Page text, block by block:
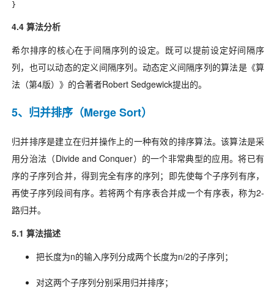
}
4.4 算法分析
希尔排序的核心在于间隔序列的设定。既可以提前设定好间隔序
列，也可以动态的定义间隔序列。动态定义间隔序列的算法是《算
法（第4版）》的合著者Robert Sedgewick提出的。
5、归并排序（Merge Sort）
归并排序是建立在归并操作上的一种有效的排序算法。该算法是采
用分治法（Divide and Conquer）的一个非常典型的应用。将已有
序的子序列合并，得到完全有序的序列；即先使每个子序列有序，
再使子序列段间有序。若将两个有序表合并成一个有序表，称为2-
路归并。
5.1 算法描述
把长度为n的输入序列分成两个长度为n/2的子序列；
对这两个子序列分别采用归并排序；